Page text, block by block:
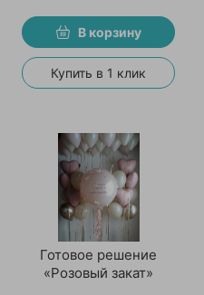
В корзину
Купить в 1 клик
Готовое решение
«Розовый закат»